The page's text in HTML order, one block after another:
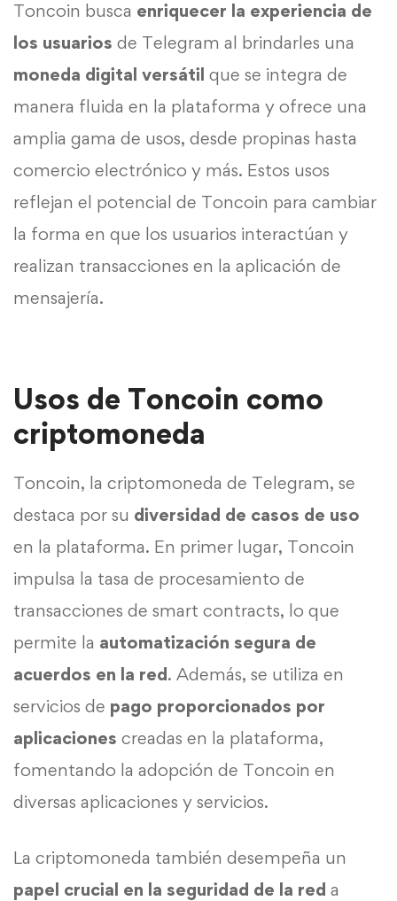
Toncoin busca enriquecer la experiencia de
los usuarios de Telegram al brindarles una
moneda digital versátil que se integra de
manera fluida en la plataforma y ofrece una
amplia gama de usos, desde propinas hasta
comercio electrónico y más. Estos usos
reflejan el potencial de Toncoin para cambiar
la forma en que los usuarios interactúan y
realizan transacciones en la aplicación de
mensajería.
Usos de Toncoin como
criptomoneda
Toncoin, la criptomoneda de Telegram, se
destaca por su diversidad de casos de uso
en la plataforma. En primer lugar, Toncoin
impulsa la tasa de procesamiento de
transacciones de smart contracts, lo que
permite la automatización segura de
acuerdos en la red. Además, se utiliza en
servicios de pago proporcionados por
aplicaciones creadas en la plataforma,
fomentando la adopción de Toncoin en
diversas aplicaciones y servicios.
La criptomoneda también desempeña un
papel crucial en la seguridad de la red a